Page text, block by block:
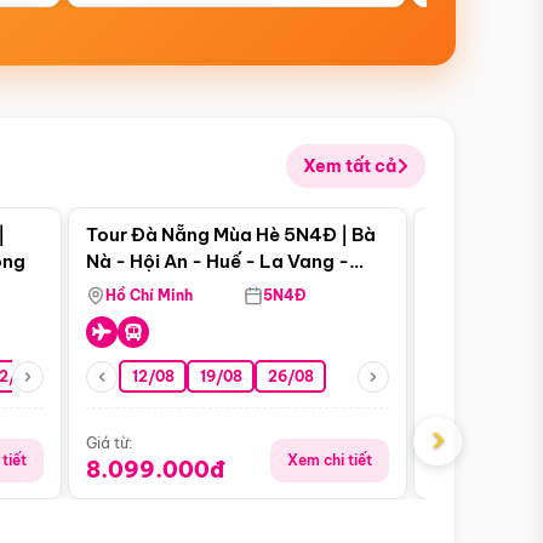
Xem tất cả
08 26/08 05/09 09/09 12/09
tiết
Điểm nổi bật
Tour Đà Nẵng Mùa Hè 5N4Đ | Bà
Nà - Hội An - Huế - La Vang -
Động Thiên Đường
Hồ Chí Minh 5N4Đ
12/08 19/08 26/08
Giá từ:
8.099.000đ Xem chi tiết
Giá từ:
›